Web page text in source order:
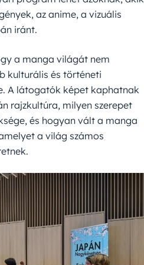
az anime, a vizuális
iránt.
a manga világát nem
kulturális és történeti
A látogatók képet kaphatnak
rajzkultúra, milyen szerepet
és hogyan vált a manga
a világ számos